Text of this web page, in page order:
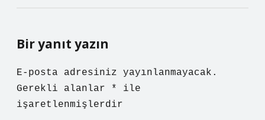
Bir yanıt yazın
E-posta adresiniz yayınlanmayacak.
Gerekli alanlar
*
ile
işaretlenmişlerdir